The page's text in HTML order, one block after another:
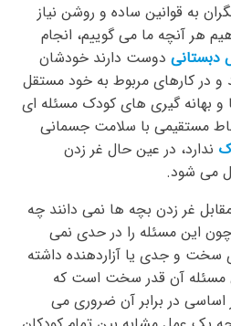
به قوانین ساده و روشن نیاز
هر آنچه ما می گوییم، انجام
دوست دارند خودشان
و در کارهای مربوط به خود مستقل
بهانه گیری های کودک مسئله ای
مستقیمی با سلامت جسمانی
ندارد، در عین حال غر زدن
می شود.
غر زدن بچه ها نمی دانند چه
این مسئله را در حدی نمی
سخت و جدی یا آزاردهنده داشته
مسئله آن قدر سخت است که
در برابر آن ضروری می